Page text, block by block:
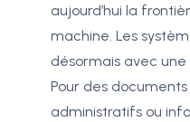
aujourd’hui la
machine. Les
désormais avec
Pour des
administratifs ou